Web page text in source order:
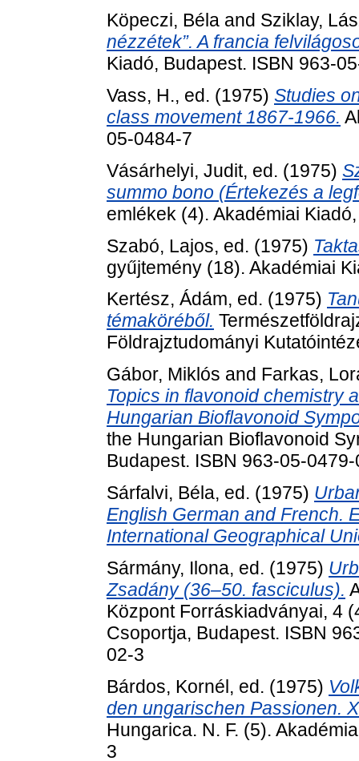
Köpeczi, Béla and Sziklay,
nézzétek”. A francia
Kiadó, Budapest. ISBN 963-
Vass, H., ed. (1975) Studies
class movement 1867-1966.
05-0484-7
Vásárhelyi, Judit, ed. (1975)
summo bono (Értekezés a
emlékek (4). Akadémiai
Szabó, Lajos, ed. (1975)
gyűjtemény (18). Akadémiai
Kertész, Ádám, ed. (1975)
témaköréből.
Földrajztudományi
Gábor, Miklós and Farkas,
Topics in flavonoid chemistry
Hungarian Bioflavonoid
the Hungarian Bioflavonoid
Budapest. ISBN 963-05-0479-
Sárfalvi, Béla, ed. (1975)
English German and French.
International Geographical
Sármány, Ilona, ed. (1975)
Zsadány (36–50. fasciculus).
Központ Forráskiadványai, 4
Csoportja, Budapest. ISBN
02-3
Bárdos, Kornél, ed. (1975)
den ungarischen Passionen.
Hungarica. N. F. (5).
3